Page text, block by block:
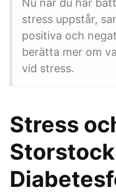
Nu när du har
stress uppstår,
positiva och
berätta mer om
vid stress.
Stress